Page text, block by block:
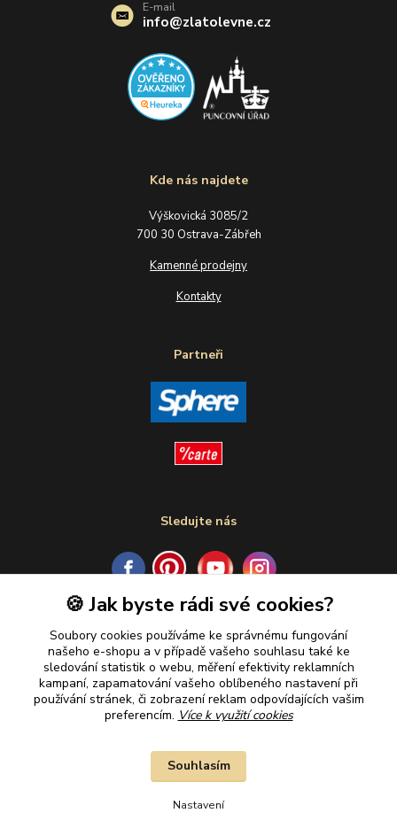
Kde nás najdete
Výškovická 3085/2
700 30 Ostrava-Zábřeh
Kamenné prodejny
Kontakty
Partneři
Sledujte nás
Plaťte u nás bezpečně
E-mail
info@zlatolevne.cz
🍪 Jak byste rádi své cookies?
Soubory cookies používáme ke správnému fungování
našeho e-shopu a v případě vašeho souhlasu také ke
sledování statistik o webu, měření efektivity reklamních
kampaní, zapamatování vašeho oblíbeného nastavení při
používání stránek, či zobrazení reklam odpovídajících vašim
preferencím. Více k využití cookies
Nastavení
Souhlasím